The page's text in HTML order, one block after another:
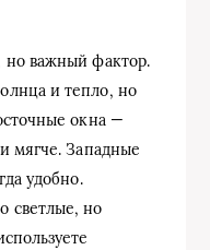
но важный фактор.
и тепло, но
окна —
мягче. Западные
удобно.
светлые, но